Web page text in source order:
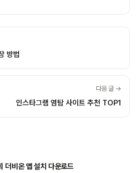
방법
다음 글 →
인스타그램 염탐 사이트 추천 TOP1
더비온 앱 설치 다운로드